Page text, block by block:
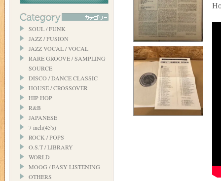
SOUL / FUNK
JAZZ / FUSION
JAZZ VOCAL / VOCAL
RARE GROOVE / SAMPLING
SOURCE
DISCO / DANCE CLASSIC
HOUSE / CROSSOVER
HIP HOP
R&B
JAPANESE
7 inch(45's)
ROCK / POPS
O.S.T / LIBRARY
WORLD
MOOG / EASY LISTENING
OTHERS